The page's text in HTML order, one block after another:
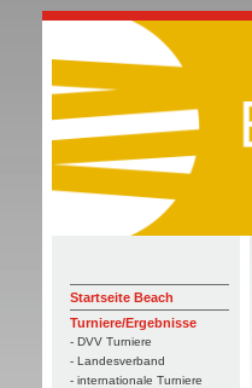
Startseite Beach
Turniere/Ergebnisse
- DVV Turniere
- Landesverband
- internationale Turniere